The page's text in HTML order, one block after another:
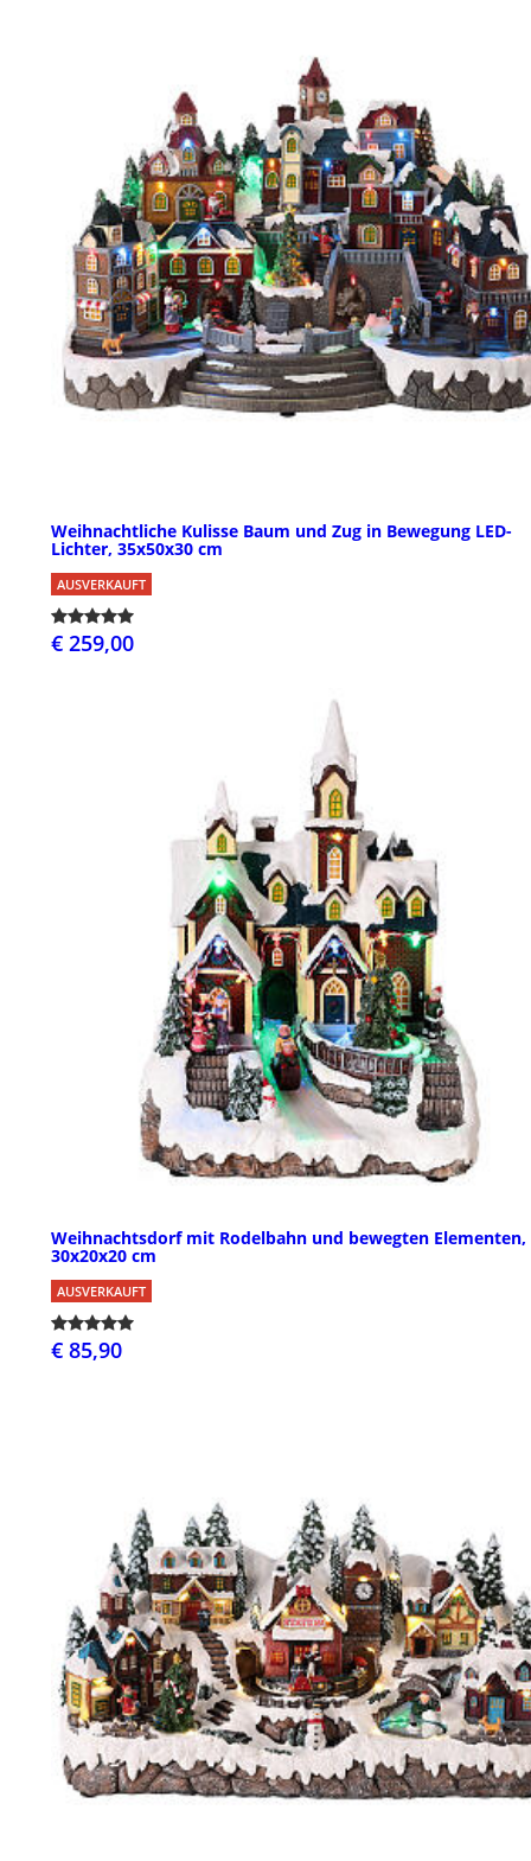
Weihnachtliche Kulisse Baum und Zug in Bewegung LED-
Lichter, 35x50x30 cm
AUSVERKAUFT
€ 259,00
Weihnachtsdorf mit Rodelbahn und bewegten Elementen,
30x20x20 cm
AUSVERKAUFT
€ 85,90